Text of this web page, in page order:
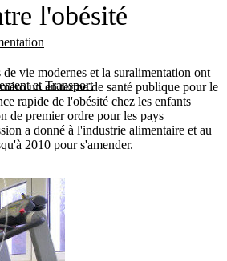
et Transport
l'obésité
de vie modernes et la suralimentation ont
un en terme de santé publique pour le
rapide de l'obésité chez les enfants
de premier ordre pour les pays
a donné à l'industrie alimentaire et au
2010 pour s'amender.